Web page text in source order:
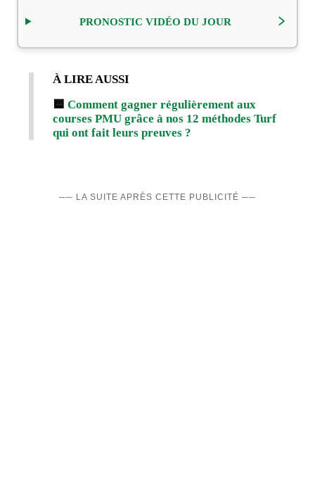
PRONOSTIC VIDÉO DU JOUR
À LIRE AUSSI
🟨 Comment gagner régulièrement aux
courses PMU grâce à nos 12 méthodes Turf
qui ont fait leurs preuves ?
── LA SUITE APRÈS CETTE PUBLICITÉ ──